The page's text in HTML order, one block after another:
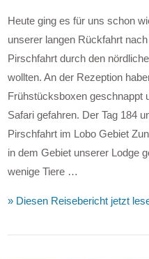
Heute ging es für uns schon
unserer langen Rückfahrt
Pirschfahrt durch den
wollten. An der Rezeption
Frühstücksboxen geschnappt
Safari gefahren. Der Tag 184
Pirschfahrt im Lobo Gebiet
in dem Gebiet unserer Lodge
wenige Tiere …
» Diesen Reisebericht jetzt